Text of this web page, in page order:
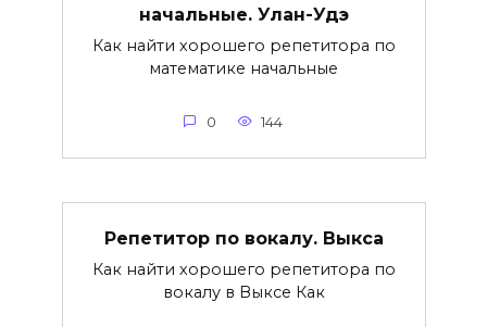
начальные. Улан-Удэ
Как найти хорошего репетитора по
математике начальные
0 144
Репетитор по вокалу. Выкса
Как найти хорошего репетитора по
вокалу в Выксе Как